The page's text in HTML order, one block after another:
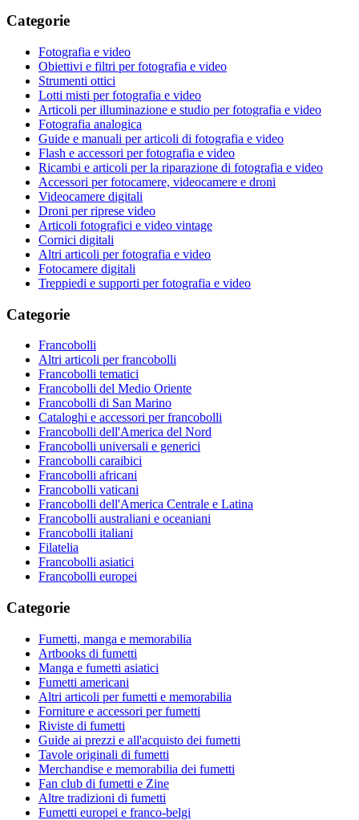
Categorie
Fotografia e video
Obiettivi e filtri per fotografia e video
Strumenti ottici
Lotti misti per fotografia e video
Articoli per illuminazione e studio per fotografia e video
Fotografia analogica
Guide e manuali per articoli di fotografia e video
Flash e accessori per fotografia e video
Ricambi e articoli per la riparazione di fotografia e video
Accessori per fotocamere, videocamere e droni
Videocamere digitali
Droni per riprese video
Articoli fotografici e video vintage
Cornici digitali
Altri articoli per fotografia e video
Fotocamere digitali
Treppiedi e supporti per fotografia e video
Categorie
Francobolli
Altri articoli per francobolli
Francobolli tematici
Francobolli del Medio Oriente
Francobolli di San Marino
Cataloghi e accessori per francobolli
Francobolli dell'America del Nord
Francobolli universali e generici
Francobolli caraibici
Francobolli africani
Francobolli vaticani
Francobolli dell'America Centrale e Latina
Francobolli australiani e oceaniani
Francobolli italiani
Filatelia
Francobolli asiatici
Francobolli europei
Categorie
Fumetti, manga e memorabilia
Artbooks di fumetti
Manga e fumetti asiatici
Fumetti americani
Altri articoli per fumetti e memorabilia
Forniture e accessori per fumetti
Riviste di fumetti
Guide ai prezzi e all'acquisto dei fumetti
Tavole originali di fumetti
Merchandise e memorabilia dei fumetti
Fan club di fumetti e Zine
Altre tradizioni di fumetti
Fumetti europei e franco-belgi